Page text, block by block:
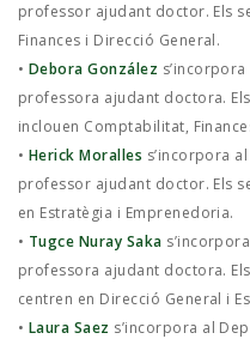
professor ajudant doctor. Els
Finances i Direcció General.
• Debora González
professora ajudant doctora.
inclouen Comptabilitat,
• Herick Moralles s’incorpora
professor ajudant doctor. Els
en Estratègia i Emprenedoria.
• Tugce Nuray Saka
professora ajudant doctora.
centren en Direcció General i
• Laura Saez s’incorpora al